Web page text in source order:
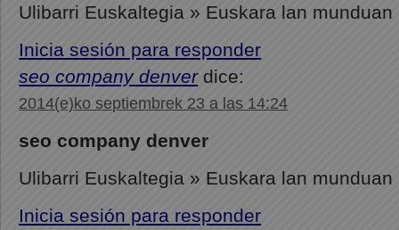
Ulibarri Euskaltegia » Euskara lan munduan
Inicia sesión para responder
seo company denver dice:
2014(e)ko septiembrek 23 a las 14:24
seo company denver
Ulibarri Euskaltegia » Euskara lan munduan
Inicia sesión para responder